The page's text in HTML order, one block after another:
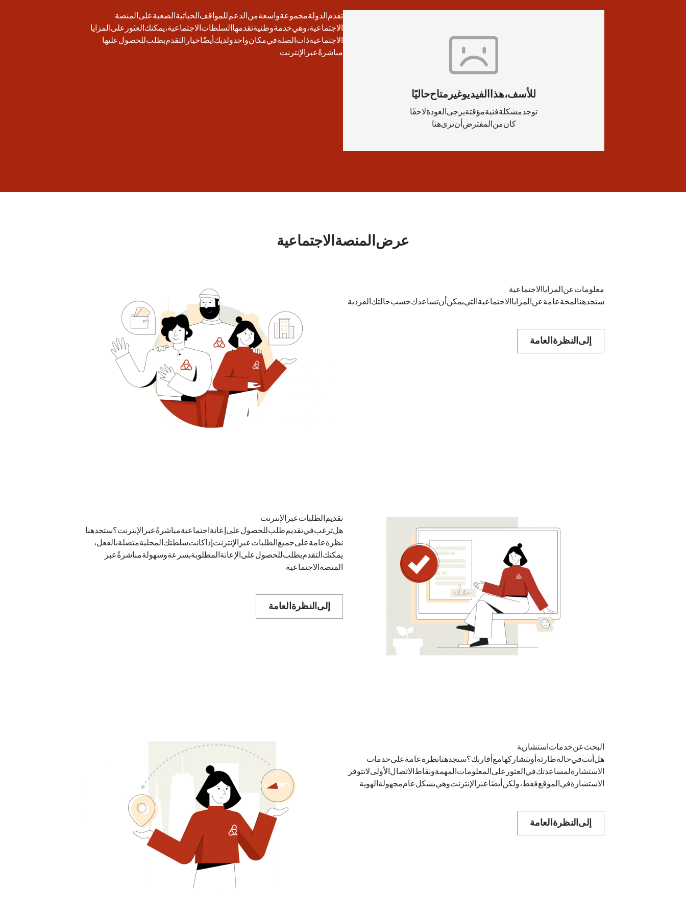
للأسف، هذا الفيديو غير متاح حاليًا.
توجد مشكلة فنية مؤقتة – يرجى العودة لاحقًا.
كان من المفترض أن ترى هنا: Die Sozialplattform stellt sich vor.
تقدم الدولة مجموعة واسعة من الدعم للمواقف الحياتية الصعبة. على المنصة
الاجتماعية، وهي خدمة وطنية تقدمها السلطات الاجتماعية، يمكنك العثور على المزايا
الاجتماعية ذات الصلة في مكان واحد ولديك أيضًا خيار التقدم بطلب للحصول عليها
مباشرةً عبر الإنترنت.
عرض المنصة الاجتماعية
معلومات عن المزايا الاجتماعية
ستجد هنا لمحة عامة عن المزايا الاجتماعية التي يمكن أن تساعدك - حسب حالتك الفردية.
إلى النظرة العامة
تقديم الطلبات عبر الإنترنت
هل ترغب في تقديم طلب للحصول على إعانة اجتماعية مباشرةً عبر الإنترنت؟ ستجد هنا
نظرة عامة على جميع الطلبات عبر الإنترنت. إذا كانت سلطتك المحلية متصلة بالفعل،
يمكنك التقدم بطلب للحصول على الإعانة المطلوبة بسرعة وسهولة مباشرةً عبر
المنصة الاجتماعية.
إلى النظرة العامة
البحث عن خدمات استشارية
هل أنت في حالة طارئة أو تتشاركها مع أقاربك؟ ستجد هنا نظرة عامة على خدمات
الاستشارة لمساعدتك في العثور على المعلومات المهمة ونقاط الاتصال الأولى. لا تتوفر
الاستشارة في الموقع فقط، ولكن أيضًا عبر الإنترنت وهي بشكل عام مجهولة الهوية.
إلى النظرة العامة